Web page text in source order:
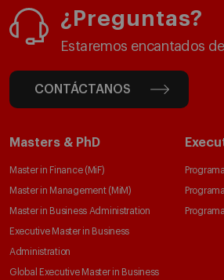
¿Preguntas?
Estaremos encantados
CONTÁCTANOS
Masters & PhD
Master in Finance (MiF)
Master in Management (MiM)
Master in Business Administration
Executive Master in Business
Administration
Global Executive Master in Business